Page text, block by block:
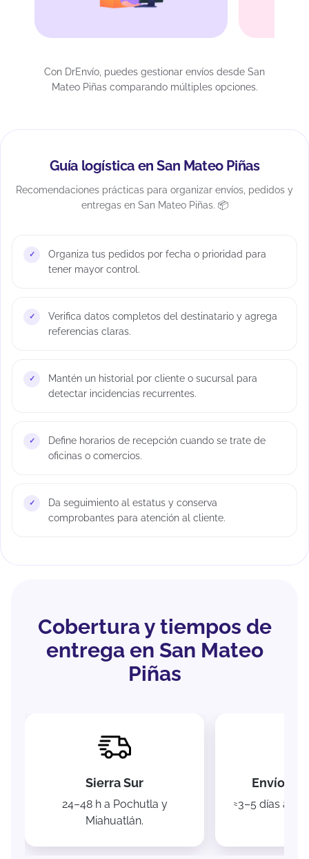
Con DrEnvío, puedes gestionar envíos desde San
Mateo Piñas comparando múltiples opciones.
Guía logística en San Mateo Piñas
Recomendaciones prácticas para organizar envíos, pedidos y
entregas en San Mateo Piñas. 📦
Organiza tus pedidos por fecha o prioridad para
tener mayor control.
Verifica datos completos del destinatario y agrega
referencias claras.
Mantén un historial por cliente o sucursal para
detectar incidencias recurrentes.
Define horarios de recepción cuando se trate de
oficinas o comercios.
Da seguimiento al estatus y conserva
comprobantes para atención al cliente.
Cobertura y tiempos de
entrega en San Mateo
Piñas
Sierra Sur
24–48 h a Pochutla y
Miahuatlán.
Envíos
≈3–5 días a